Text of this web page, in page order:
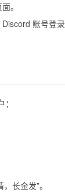
。
账号登
长金发”。